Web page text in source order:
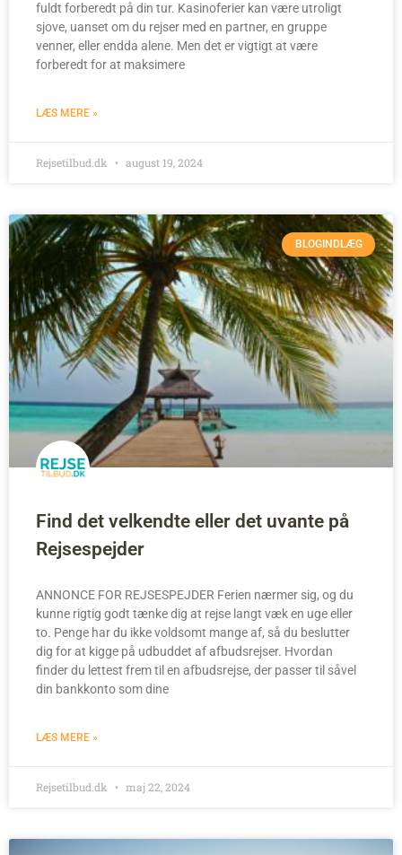
fuldt forberedt på din tur. Kasinoferier kan være utroligt
sjove, uanset om du rejser med en partner, en gruppe
venner, eller endda alene. Men det er vigtigt at være
forberedt for at maksimere
LÆS MERE »
Rejsetilbud.dk august 19, 2024
BLOGINDLÆG
Find det velkendte eller det uvante på
Rejsespejder
ANNONCE FOR REJSESPEJDER Ferien nærmer sig, og du
kunne rigtig godt tænke dig at rejse langt væk en uge eller
to. Penge har du ikke voldsomt mange af, så du beslutter
dig for at kigge på udbuddet af afbudsrejser. Hvordan
finder du lettest frem til en afbudsrejse, der passer til såvel
din bankkonto som dine
LÆS MERE »
Rejsetilbud.dk maj 22, 2024